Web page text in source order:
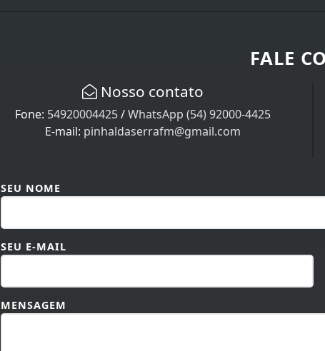
FALE
Nosso contato
Fone: 54920004425/WhatsApp (54) 92000-4425
E-mail: pinhaldaserrafm@gmail.com
SEU NOME
SEU E-MAIL
MENSAGEM